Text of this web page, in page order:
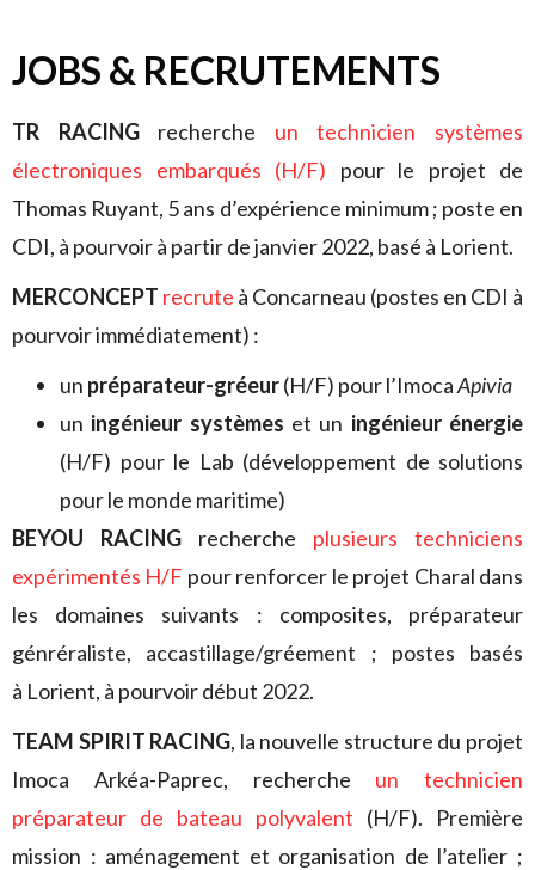
JOBS & RECRUTEMENTS
TR RACINGrecherche un technicien systèmes
électroniques embarqués (H/F) pour le projet de
Thomas Ruyant, 5 ans d’expérience minimum ; poste en
CDI, à pourvoir à partir de janvier 2022, basé à Lorient.
MERCONCEPT recrute à Concarneau (postes en CDI à
pourvoir immédiatement) :
un préparateur-gréeur(H/F) pour l’ImocaApivia
un ingénieur systèmes et un ingénieur énergie
(H/F) pour le Lab (développement de solutions
pour le monde maritime)
BEYOU RACING recherche plusieurs techniciens
expérimentés H/F pour renforcer le projet Charal dans
les domaines suivants : composites, préparateur
génréraliste, accastillage/gréement ; postes basés
à Lorient, à pourvoir début 2022.
TEAM SPIRIT RACING, la nouvelle structure du projet
Imoca Arkéa-Paprec, recherche un technicien
préparateur de bateau polyvalent (H/F). Première
mission : aménagement et organisation de l’atelier ;